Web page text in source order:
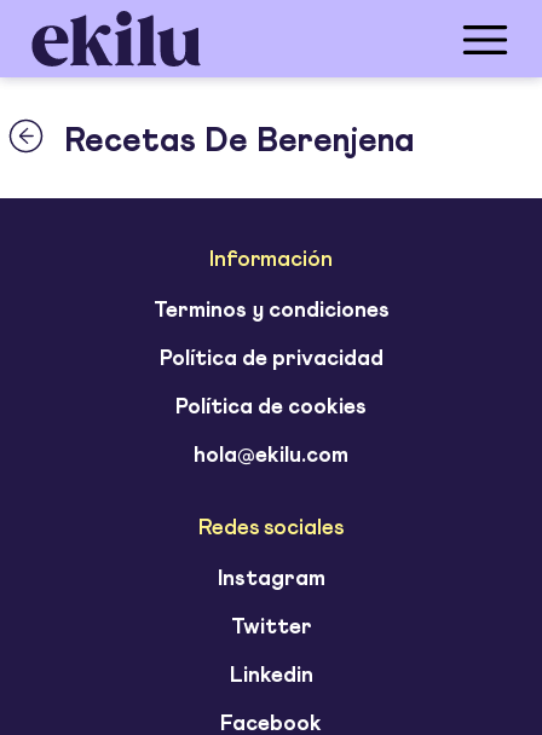
Recetas De Berenjena
Información
Terminos y condiciones
Política de privacidad
Política de cookies
hola@ekilu.com
Redes sociales
Instagram
Twitter
Linkedin
Facebook